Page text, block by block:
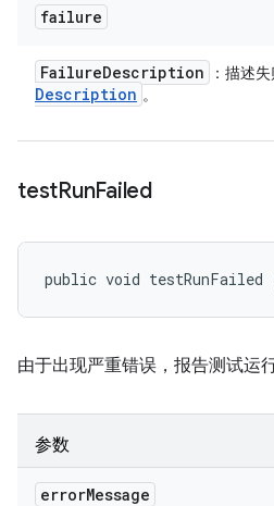
failure
FailureDescription ：描述
Description 。
testRunFailed
public void testRunFailed
由于出现严重错误，报告测试运
参数
errorMessage